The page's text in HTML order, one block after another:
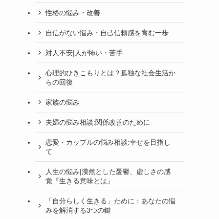
性格の悩み・改善
自信がない悩み・自己信頼感を育む一歩
対人不安|人が怖い・苦手
心理的ひきこもりとは？孤独な社会生活か
らの回復
家族の悩み
夫婦の悩み相談:関係改善のために
恋愛・カップルの悩み相談:幸せを目指し
て
人生の悩み|漠然とした憂鬱、虚しさの感
覚『生きる意味とは』
「自分らしく生きる」ために：あなたの悩
みを解消する3つの鍵